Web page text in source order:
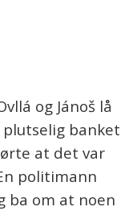
og Jánoš lå
plutselig banket
at det var
politimann
ba om at noen